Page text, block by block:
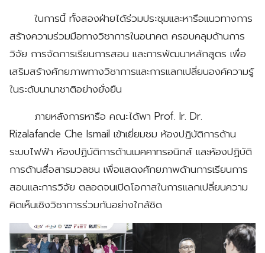
ในการนี้ ทั้งสองฝ่ายได้ร่วมประชุมและหารือแนวทางการ
สร้างความร่วมมือทางวิชาการในอนาคต ครอบคลุมด้านการ
วิจัย การจัดการเรียนการสอน และการพัฒนาหลักสูตร เพื่อ
เสริมสร้างศักยภาพทางวิชาการและการแลกเปลี่ยนองค์ความรู้
ในระดับนานาชาติอย่างยั่งยืน
ภายหลังการหารือ คณะได้พา Prof. Ir. Dr.
Rizalafande Che Ismail เข้าเยี่ยมชม ห้องปฏิบัติการด้าน
ระบบไฟฟ้า ห้องปฏิบัติการด้านเมคคาทรอนิกส์ และห้องปฏิบัติ
การด้านสื่อสารมวลชน เพื่อแสดงศักยภาพด้านการเรียนการ
สอนและการวิจัย ตลอดจนเปิดโอกาสในการแลกเปลี่ยนความ
คิดเห็นเชิงวิชาการร่วมกันอย่างใกล้ชิด